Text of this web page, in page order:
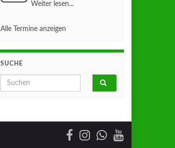
Weiter lesen...
Alle Termine anzeigen
SUCHE
Search for: